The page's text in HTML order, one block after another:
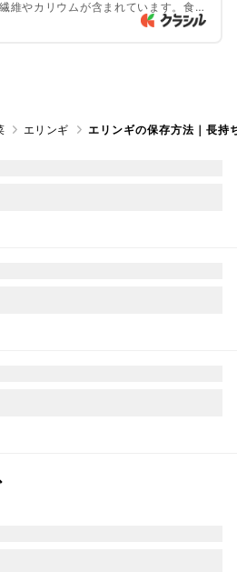
維やカリウムが含まれています。食物
ムはむくみの解消に効果があります。
エリンギ エリンギの保存方法｜長持